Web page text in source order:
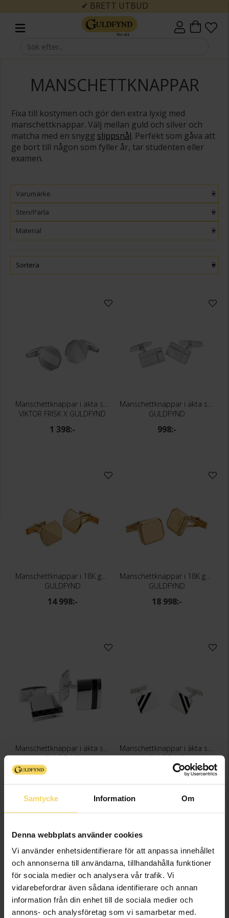
Samtycke Information Om
Denna webbplats använder cookies
Vi använder enhetsidentifierare för att anpassa innehållet
och annonserna till användarna, tillhandahålla funktioner
för sociala medier och analysera vår trafik. Vi
vidarebefordrar även sådana identifierare och annan
information från din enhet till de sociala medier och
annons- och analysföretag som vi samarbetar med.
✔ BRETT UTBUD
MANSCHETTKNAPPAR
Fixa till kostymen och gör den extra lyxig med
manschettknappar. Välj mellan guld och silver och
matcha med en snygg slippsnål. Perfekt som gåva att
ge bort till någon som fyller år, tar studenten eller
examen.
Varumärke
Sten/Pärla
Material
Sortera
VIKTOR FRISK X GULDFYND
1 398:-
GULDFYND
998:-
Manschettknappar i 18K guld
GULDFYND
14 998:-
Manschettknappar i 18K guld
GULDFYND
18 998:-
Manschettknappar i äkta silver
GULDFYND
Manschettknappar i äkta silver
GULDFYND
1 198:-